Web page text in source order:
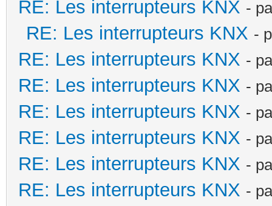
RE: Les interrupteurs KNX -
RE: Les interrupteurs KNX -
RE: Les interrupteurs KNX -
RE: Les interrupteurs KNX -
RE: Les interrupteurs KNX -
RE: Les interrupteurs KNX -
RE: Les interrupteurs KNX -
RE: Les interrupteurs KNX -